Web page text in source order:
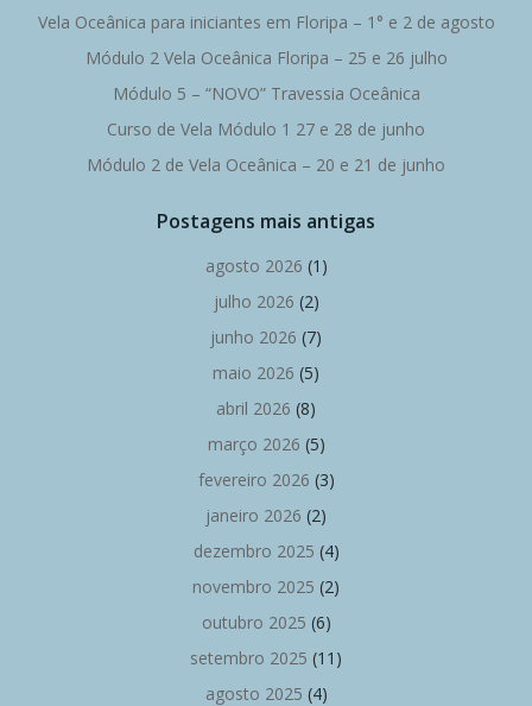
Vela Oceânica para iniciantes em Floripa – 1° e 2 de agosto
Módulo 2 Vela Oceânica Floripa – 25 e 26 julho
Módulo 5 – “NOVO” Travessia Oceânica
Curso de Vela Módulo 1 27 e 28 de junho
Módulo 2 de Vela Oceânica – 20 e 21 de junho
Postagens mais antigas
agosto 2026 (1)
julho 2026 (2)
junho 2026 (7)
maio 2026 (5)
abril 2026 (8)
março 2026 (5)
fevereiro 2026 (3)
janeiro 2026 (2)
dezembro 2025 (4)
novembro 2025 (2)
outubro 2025 (6)
setembro 2025 (11)
agosto 2025 (4)